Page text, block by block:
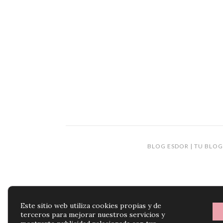
BLOG ESDOR | TU
Este sitio web utiliza cookies propias y de
terceros para mejorar nuestros servicios y